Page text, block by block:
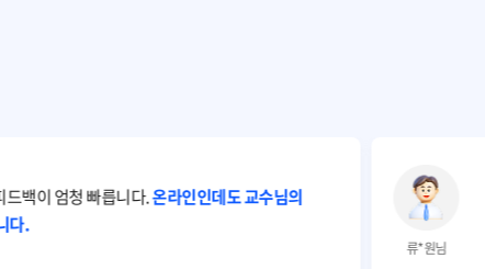
드백이 엄청 빠릅니다.온라인인데도 교수님의
다.
류*원님